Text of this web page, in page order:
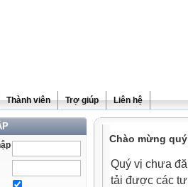
Thành viên Trợ giúp Liên hệ
Chào mừng
Quý vị chưa
tải được các